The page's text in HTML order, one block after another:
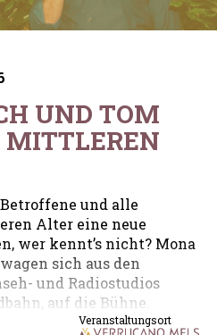
UND TOM
MITTLEREN
und alle
Alter eine neue
wer kennt’s nicht? Mona
sich aus den
und Radiostudios
auf die Bühne.
Veranstaltungsort